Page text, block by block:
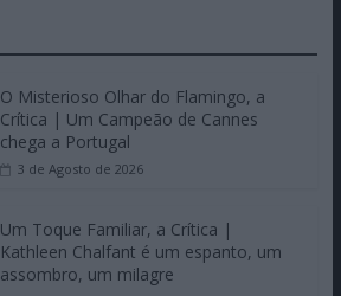
O Misterioso Olhar do Flamingo, a
Crítica | Um Campeão de Cannes
chega a Portugal
3 de Agosto de 2026
Um Toque Familiar, a Crítica |
Kathleen Chalfant é um espanto, um
assombro, um milagre